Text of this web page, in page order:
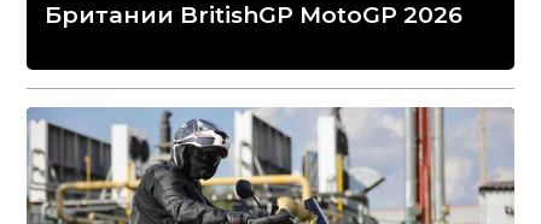
Британии BritishGP MotoGP 2026